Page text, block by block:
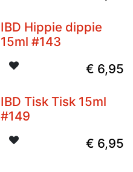
IBD Hippie dippie
15ml #143
€ 6,95
IBD Tisk Tisk 15ml
#149
€ 6,95